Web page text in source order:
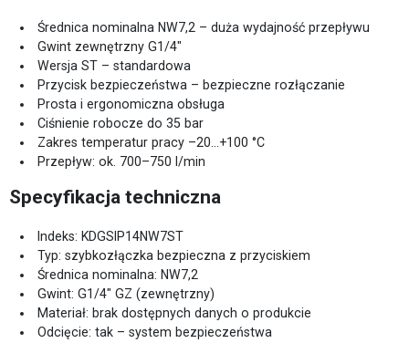
Średnica nominalna NW7,2 – duża wydajność przepływu
Gwint zewnętrzny G1/4"
Wersja ST – standardowa
Przycisk bezpieczeństwa – bezpieczne rozłączanie
Prosta i ergonomiczna obsługa
Ciśnienie robocze do 35 bar
Zakres temperatur pracy –20…+100 °C
Przepływ: ok. 700–750 l/min
Specyfikacja techniczna
Indeks: KDGSIP14NW7ST
Typ: szybkozłączka bezpieczna z przyciskiem
Średnica nominalna: NW7,2
Gwint: G1/4" GZ (zewnętrzny)
Materiał: brak dostępnych danych o produkcie
Odcięcie: tak – system bezpieczeństwa